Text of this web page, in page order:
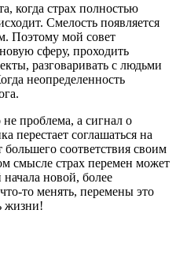
когда страх полностью
Смелость появляется
Поэтому мой совет
сферу, проходить
разговаривать с людьми
неопределенность
проблема, а сигнал о
перестает соглашаться на
соответствия своим
смысле страх перемен может
новой, более
то менять, перемены это
жизни!